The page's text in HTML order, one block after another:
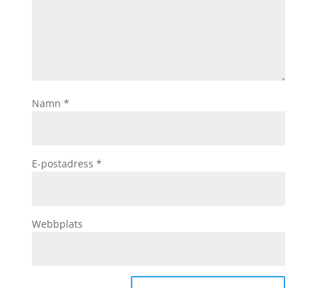
Namn *
E-postadress *
Webbplats